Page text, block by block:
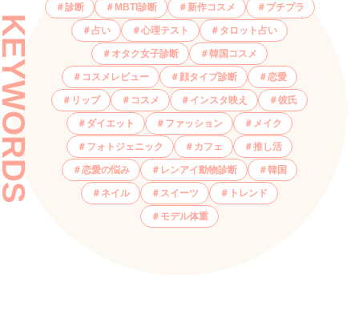
診断 MBTI診断 新作コスメ プチプラ
占い 心理テスト タロット占い
オタク女子診断 韓国コスメ
コスメレビュー 顔タイプ診断 恋愛
リップ コスメ インスタ映え 彼氏
ダイエット ファッション メイク
フォトジェニック カフェ 推し活
恋愛の悩み レンアイ動物診断 韓国
ネイル スイーツ トレンド
モデル体重